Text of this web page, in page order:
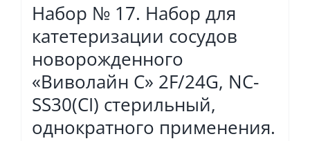
Набор № 17. Набор для
катетеризации сосудов
новорожденного
«Виволайн С» 2F/24G, NC-
SS30(CI) стерильный,
однократного применения.